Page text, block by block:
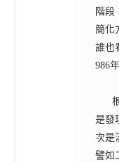
階段
簡化
誰也
986
是發
次是
譬如